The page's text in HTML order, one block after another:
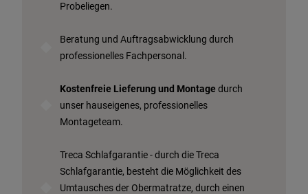
Probeliegen.
Beratung und Auftragsabwicklung durch
professionelles Fachpersonal.
Kostenfreie Lieferung und Montage durch
unser hauseigenes, professionelles
Montageteam.
Treca Schlafgarantie - durch die Treca
Schlafgarantie, besteht die Möglichkeit des
Umtausches der Obermatratze, durch einen